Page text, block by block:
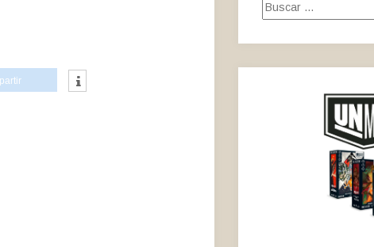
Buscar: